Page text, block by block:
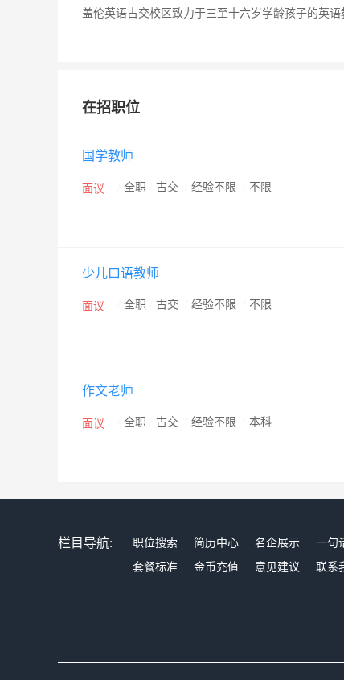
盖伦英语古交校区致力于三至十六岁学龄孩子的英
在招职位
国学教师
面议 全职 古交 经验不限 不限
少儿口语教师
面议 全职 古交 经验不限 不限
作文老师
面议 全职 古交 经验不限 本科
栏目导航: 职位搜索 简历中心 名企展示 一句
套餐标准
金币充值 意见建议 联系